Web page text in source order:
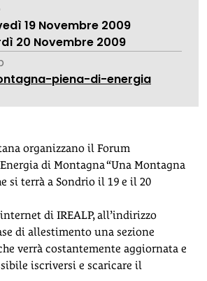
19 Novembre 2009
20 Novembre 2009
piena-di-energia
organizzano il Forum
di Montagna “Una Montagna
si terrà a Sondrio il 19 e il 20
di IREALP, all’indirizzo
di allestimento una sezione
verrà costantemente aggiornata e
iscriversi e scaricare il